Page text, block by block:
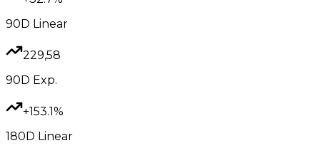
90D Linear
229,58
90D Exp.
+153.1%
180D Linear